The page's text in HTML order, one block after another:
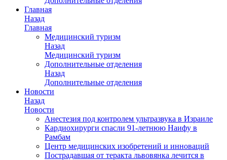
Главная
Назад
Главная
Медицинский туризм
Назад
Медицинский туризм
Дополнительные отделения
Назад
Дополнительные отделения
Новости
Назад
Новости
Анестезия под контролем ультразвука в Израиле
Кардиохирурги спасли 91-летнюю Наифу в
Рамбам
Центр медицинских изобретений и инноваций
Пострадавшая от теракта львовянка лечится в